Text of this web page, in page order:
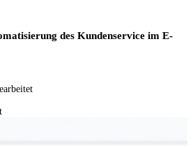
des Kundenservice im E-